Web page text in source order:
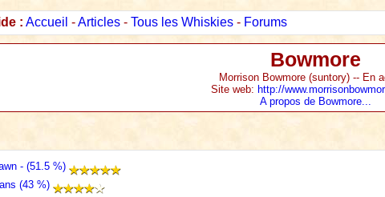
: Accueil -Articles- Tous les Whiskies- Forums
Bowmore
Morrison Bowmore (suntory) -- En
Site web: http://
A propos de Bowmore...
- (51.5 %)
(43 %)